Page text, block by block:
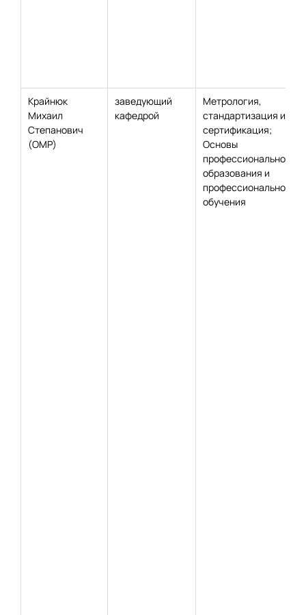
Крайнюк
Михаил
Степанович
(ОМР)
заведующий
кафедрой
Метрология,
стандартизация и
сертификация;
Основы
профессионального
образования и
профессионального
обучения